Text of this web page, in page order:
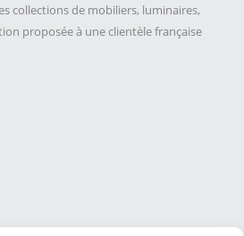
collections de mobiliers, luminaires,
proposée à une clientèle française